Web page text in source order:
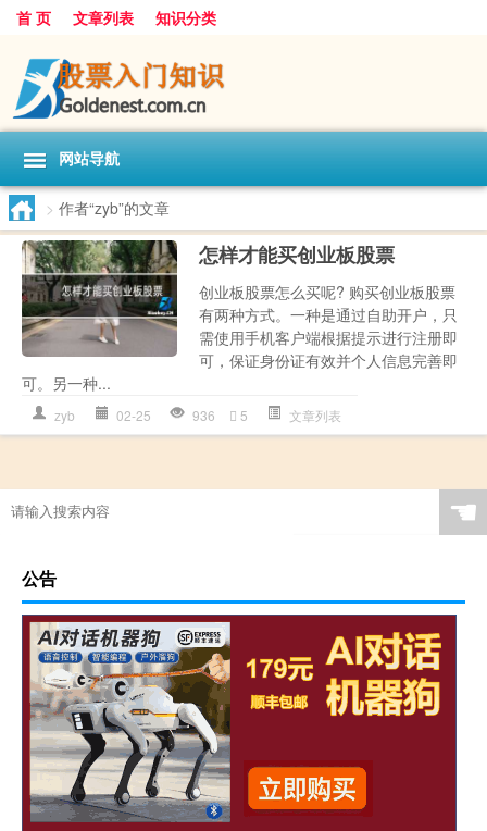
首 页 文章列表 知识分类
网站导航
> 作者“zyb”的文章
怎样才能买创业板股票
创业板股票怎么买呢? 购买创业板股票
有两种方式。一种是通过自助开户，只
需使用手机客户端根据提示进行注册即
可，保证身份证有效并个人信息完善即
可。另一种...
zyb 02-25 936 5 文章列表
☚
公告